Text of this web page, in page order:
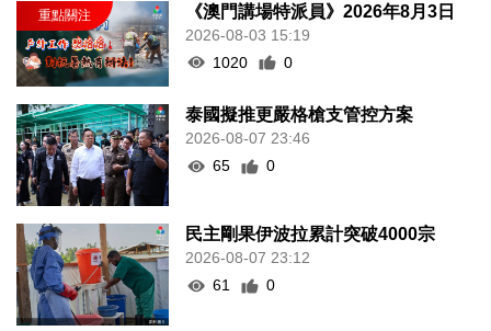
《澳門講場特派員》2026年8月3日
2026-08-03 15:19
1020
0
泰國擬推更嚴格槍支管控方案
2026-08-07 23:46
65
0
民主剛果伊波拉累計突破4000宗
2026-08-07 23:12
61
0